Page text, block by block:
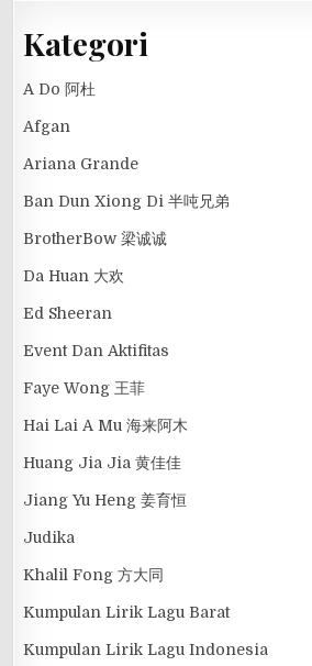
Kategori
A Do 阿杜
Afgan
Ariana Grande
Ban Dun Xiong Di 半吨兄弟
BrotherBow 梁诚诚
Da Huan 大欢
Ed Sheeran
Event Dan Aktifitas
Faye Wong 王菲
Hai Lai A Mu 海来阿木
Huang Jia Jia 黄佳佳
Jiang Yu Heng 姜育恒
Judika
Khalil Fong 方大同
Kumpulan Lirik Lagu Barat
Kumpulan Lirik Lagu Indonesia